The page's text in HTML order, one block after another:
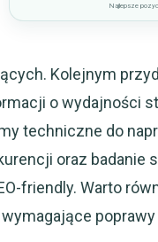
Najlepsze
Kolejnym
o wydajności
techniczne do
oraz badanie
friendly. Warto